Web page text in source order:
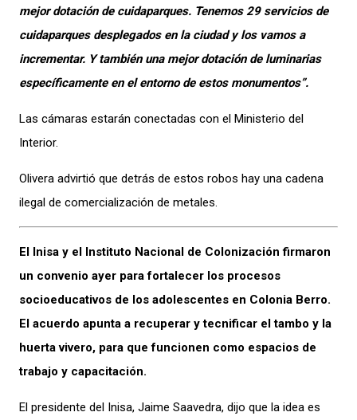
mejor dotación de cuidaparques. Tenemos 29 servicios de
cuidaparques desplegados en la ciudad y los vamos a
incrementar. Y también una mejor dotación de luminarias
específicamente en el entorno de estos monumentos”.
Las cámaras estarán conectadas con el Ministerio del
Interior.
Olivera advirtió que detrás de estos robos hay una cadena
ilegal de comercialización de metales.
El Inisa y el Instituto Nacional de Colonización firmaron
un convenio ayer para fortalecer los procesos
socioeducativos de los adolescentes en Colonia Berro.
El acuerdo apunta a recuperar y tecnificar el tambo y la
huerta vivero, para que funcionen como espacios de
trabajo y capacitación.
El presidente del Inisa, Jaime Saavedra, dijo que la idea es